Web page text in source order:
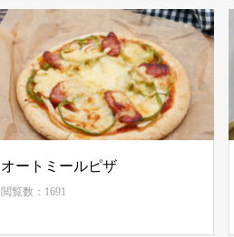
オートミールピザ
閲覧数：1691